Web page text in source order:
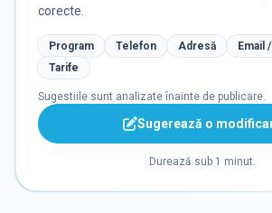
corecte.
Program Telefon Adresă
Email
Tarife
Sugestiile sunt analizate înainte de publicare.
Sugerează o
Durează sub 1 minut.